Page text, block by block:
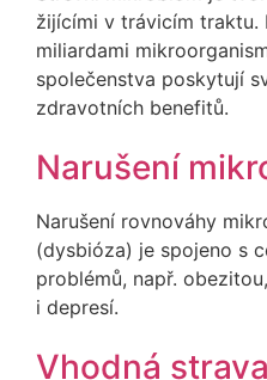
žijícími v trávicím traktu.
miliardami
společenstva poskytují
zdravotních benefitů.
Narušení
Narušení rovnováhy
(dysbióza) je spojeno s
problémů, např.
i depresí.
Vhodná strava